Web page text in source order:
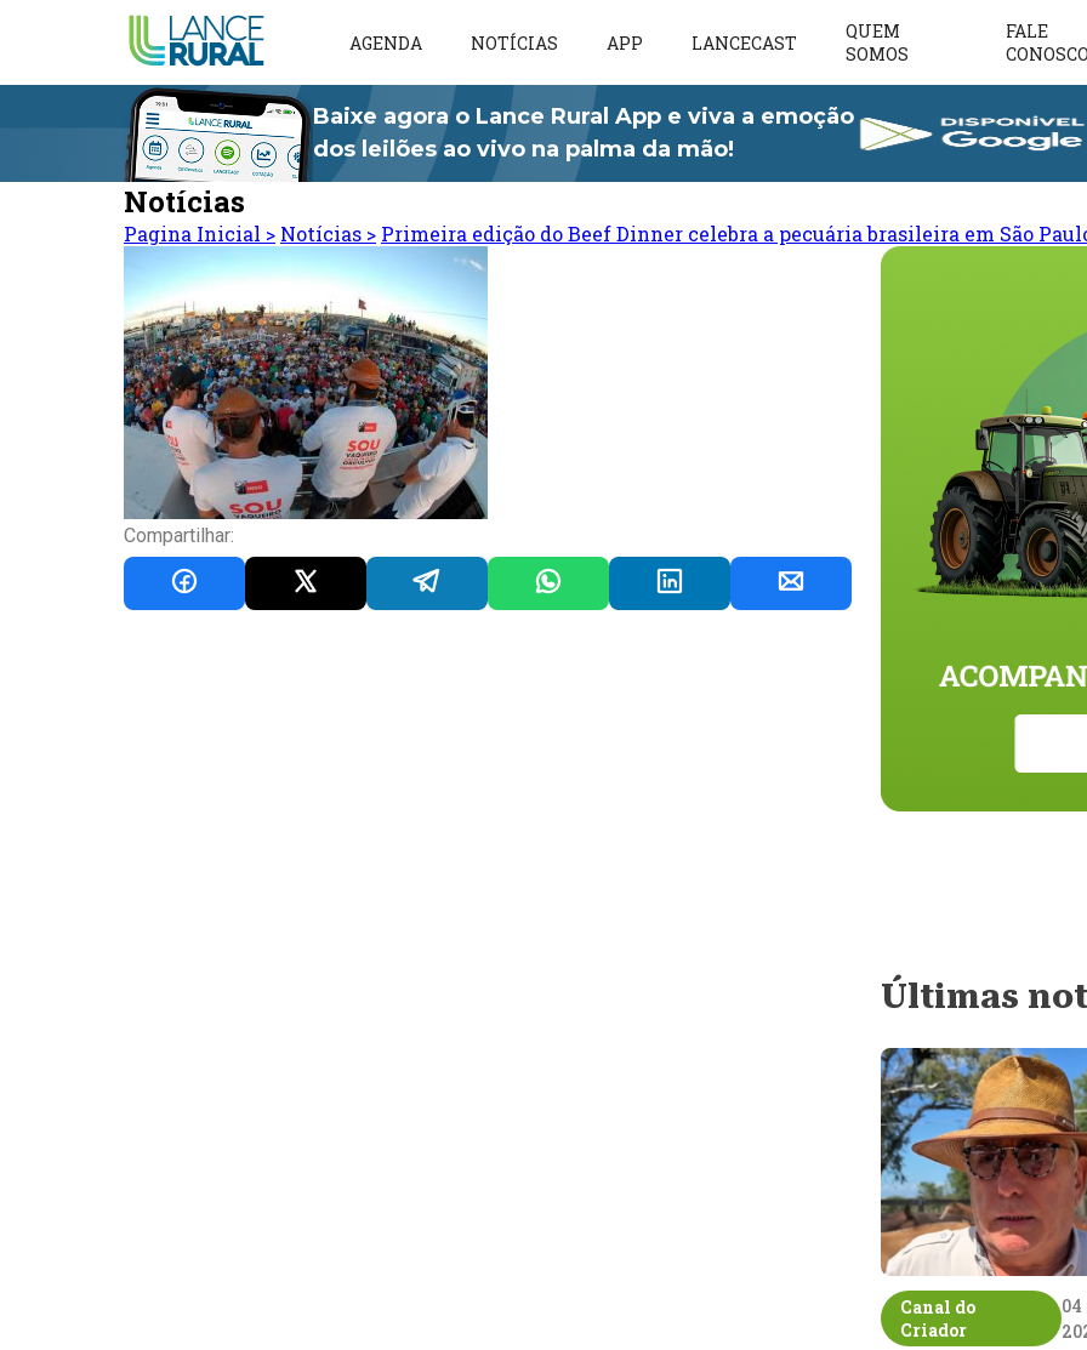
AGENDA NOTÍCIAS APP LANCECAST
QUEM
SOMOS
FALE
CONOSCO
Baixe agora o Lance Rural App e viva a emoção
dos leilões ao vivo na palma da mão!
Notícias
Pagina Inicial > Notícias > Primeira edição do Beef Dinner celebra a pecuária brasileira em São
Compartilhar:
Últimas
Canal do
Criador
04